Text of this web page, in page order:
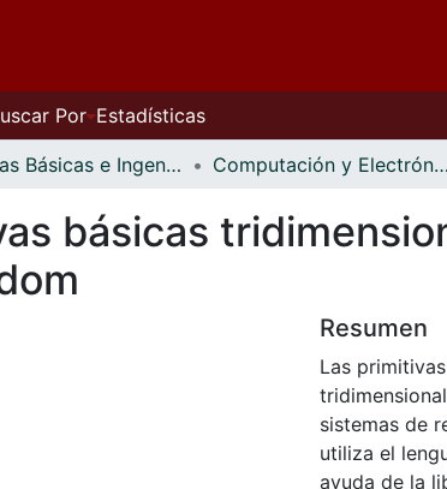
Por Estadísticas
Ciencias Básicas e Ingeniería Computación y Electrónica
básicas
Resumen
Las
sistemas de
utiliza el
ayuda de la